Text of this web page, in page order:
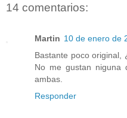
14 comentarios:
Martin 10 de enero de
Bastante poco
No me gustan niguna
ambas.
Responder